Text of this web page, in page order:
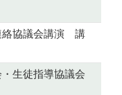
絡協議会講演 講
生徒指導協議会